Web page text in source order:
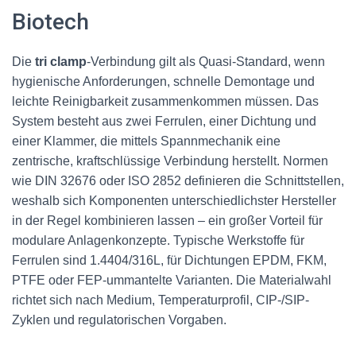
Biotech
Die tri clamp-Verbindung gilt als Quasi-Standard, wenn
hygienische Anforderungen, schnelle Demontage und
leichte Reinigbarkeit zusammenkommen müssen. Das
System besteht aus zwei Ferrulen, einer Dichtung und
einer Klammer, die mittels Spannmechanik eine
zentrische, kraftschlüssige Verbindung herstellt. Normen
wie DIN 32676 oder ISO 2852 definieren die Schnittstellen,
weshalb sich Komponenten unterschiedlichster Hersteller
in der Regel kombinieren lassen – ein großer Vorteil für
modulare Anlagenkonzepte. Typische Werkstoffe für
Ferrulen sind 1.4404/316L, für Dichtungen EPDM, FKM,
PTFE oder FEP-ummantelte Varianten. Die Materialwahl
richtet sich nach Medium, Temperaturprofil, CIP-/SIP-
Zyklen und regulatorischen Vorgaben.